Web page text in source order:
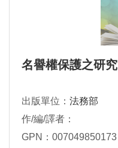
名譽權保護之研究
出版單位： 法務部
作/編/譯者：
GPN：007049850173